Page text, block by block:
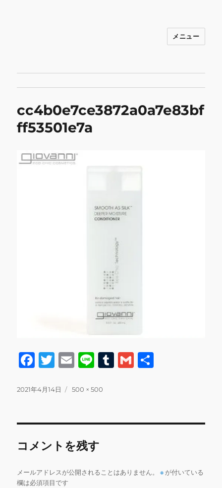
INNOCENCE ～日常に彩りを～ フ
物 etc販売 江戸川区瑞江
メニュー
cc4b0e7ce3872a0a7e83bf
ff53501e7a
F
c
b
o
o
k
T
it
r
E
ai
Li
e
T
r
G
投
2021年4月14日
フ
500 × 500
コメントを残す
メールアドレスが公開されることはありません。 ※ が付いている
欄は必須項目です